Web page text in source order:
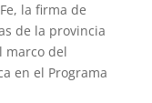
la firma de
de la provincia
marco del
en el Programa